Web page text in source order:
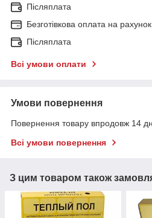
Післяплата
Безготівкова оплата на
Післяплата
Всі умови оплати
Умови повернення
Повернення товару впродовж 14
Всі умови повернення
З цим товаром також